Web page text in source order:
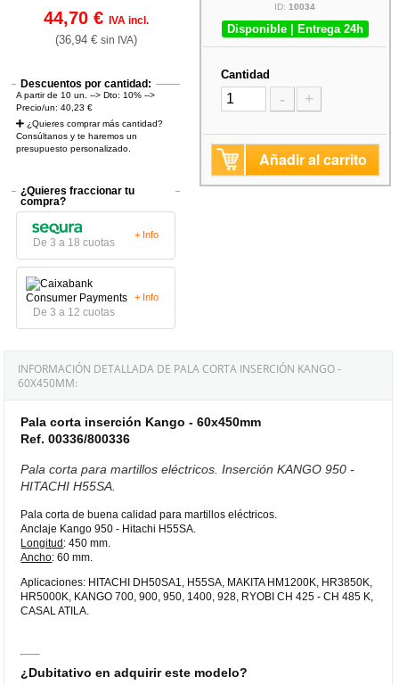
44,70 € IVA incl.
(36,94 € sin IVA)
Descuentos por cantidad:
A partir de 10 un. --> Dto: 10% -->
Precio/un: 40,23 €
¿Quieres comprar más cantidad?
Consúltanos y te haremos un
presupuesto personalizado.
¿Quieres fraccionar tu
compra?
De 3 a 18 cuotas
+ Info
De 3 a 12 cuotas
+ Info
ID:10034
Disponible | Entrega 24h
Cantidad
- +
Añadir al carrito
INFORMACIÓN DETALLADA DE PALA CORTA INSERCIÓN KANGO -
60X450MM:
Pala corta inserción Kango - 60x450mm
Ref. 00336/800336
Pala corta para martillos eléctricos. Inserción KANGO 950 -
HITACHI H55SA.
Pala corta de buena calidad para martillos eléctricos.
Anclaje Kango 950 - Hitachi H55SA.
Longitud: 450 mm.
Ancho: 60 mm.
Aplicaciones: HITACHI DH50SA1, H55SA, MAKITA HM1200K, HR3850K,
HR5000K, KANGO 700, 900, 950, 1400, 928, RYOBI CH 425 - CH 485 K,
CASAL ATILA.
¿Dubitativo en adquirir este modelo?